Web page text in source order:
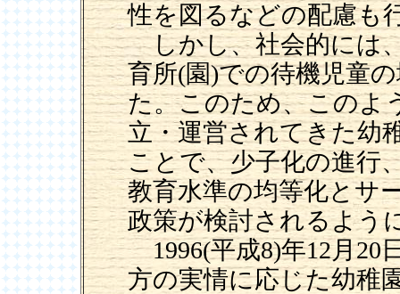
性を図るなどの配慮も
しかし、社会的には
育所(園)での待機児童
た。このため、このよ
立・運営されてきた幼
ことで、少子化の進行
教育水準の均等化とサ
政策が検討されるよう
1996(平成8)年12月20
方の実情に応じた幼稚